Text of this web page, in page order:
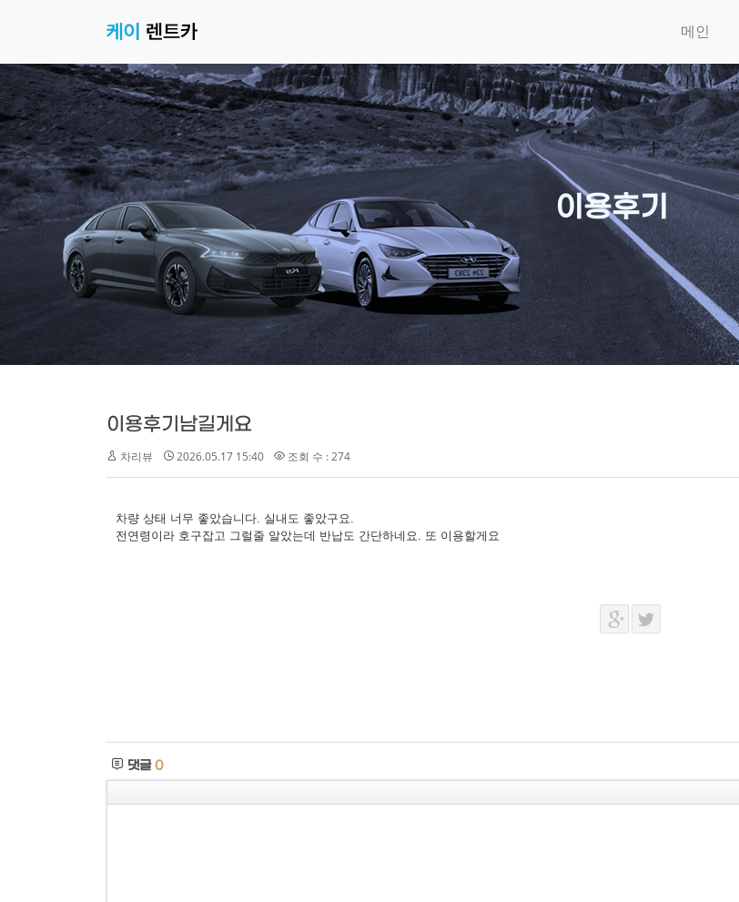
메인
이용후기
이용후기남길게요
차리뷰 2026.05.17 15:40 조회 수 : 274
차량 상태 너무 좋았습니다. 실내도 좋았구요.
전연령이라 호구잡고 그럴줄 알았는데 반납도 간단하네요. 또 이용할게요
댓글0